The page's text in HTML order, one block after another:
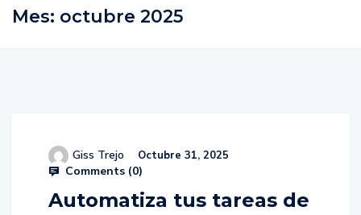
Mes: octubre 2025
Giss Trejo Octubre 31, 2025
Comments (0)
Automatiza tus tareas de